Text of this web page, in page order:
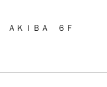
ＡＫＩＢＡ ６Ｆ